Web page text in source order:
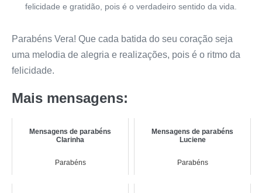
felicidade e gratidão, pois é o verdadeiro sentido da vida.
Parabéns Vera! Que cada batida do seu coração seja
uma melodia de alegria e realizações, pois é o ritmo da
felicidade.
Mais mensagens:
Mensagens de parabéns
Clarinha
Parabéns
Mensagens de parabéns
Luciene
Parabéns